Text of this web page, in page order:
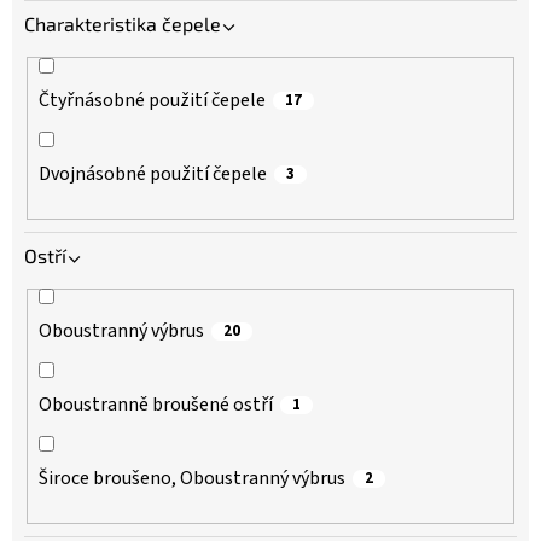
57 mm
59 mm
Charakteristika čepele
Čtyřnásobné použití čepele 17
Dvojnásobné použití čepele 3
Ostří
Oboustranný výbrus 20
Oboustranně broušené ostří 1
Široce broušeno, Oboustranný výbrus 2